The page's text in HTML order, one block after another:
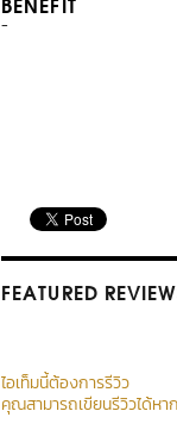
BENEFIT
-
FEATURED
ไอเท็มนี้ต้องการรีวิว
คุณสามารถเขียนรีวิวได้หา